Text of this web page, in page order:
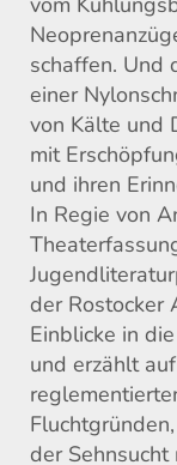
schaffen. Und
einer
von Kälte und
mit
und ihren
In Regie von
der Rostocker
Einblicke in
und erzählt
der Sehnsucht